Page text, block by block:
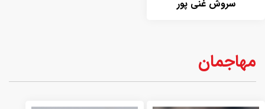
سروش غنی پور
مهاجمان